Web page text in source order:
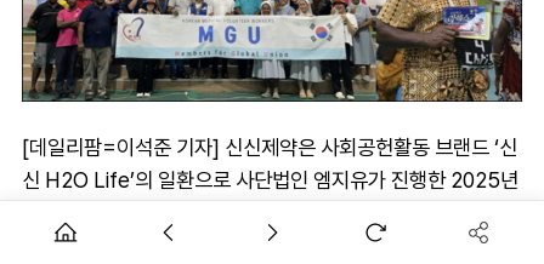
[데일리팜=이석준 기자] 신신제약은 사회공헌활동 브랜드 ‘신
신 H2O Life’의 일환으로 사단법인 엠지유가 진행한 2025년
혔다.